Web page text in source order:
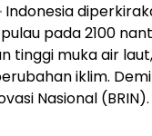
Indonesia
pulau pada 2100
tinggi muka air
iklim.
Nasional (BRIN).